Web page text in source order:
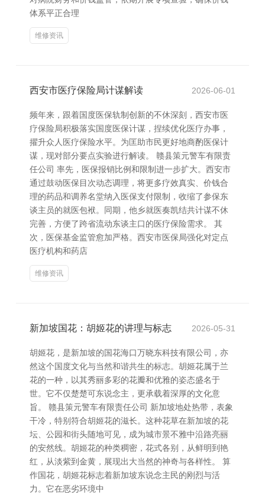
体系平正合理
维修资讯
西安市医疗保险局计谋解读 2026-06-01
频年来，跟着国度医保轨制创新的不休深刻，西安市医
疗保险局积极落实国度医保计谋，捏续优化医疗办事，
擢升众人医疗保险水平。为匡助市民更好地商酌医保计
谋，现对部分要点实验进行解读。 赣县策元警车有限责
任公司 率先，医保报销比例和限制进一步扩大。西安市
通过鼓动医保目次动态调理，将更多疗效真实、价钱合
理的药品和调养名堂纳入医保支付限制，收缩了参保东
谈主员的就医包袱。同期，他乡就医奏凯结共计谋不休
完善，方便了跨省流动东谈主口的医疗保险需求。 其
次，医保基金监管愈加严格。西安市医保局强化对定点
医疗机构和药店
维修资讯
新加坡国花：胡姬花的讲理与标志 2026-05-31
胡姬花，是新加坡的国花海口万晓东科技有限公司，亦
然这个国度文化与当然和谐共生的标志。胡姬花属于兰
花的一种，以其秀丽多彩的花瓣和优雅的姿态盛名于
世。它不仅楚楚可东说念主，更承载着深厚的文化意
旨。 赣县策元警车有限责任公司 新加坡地处热带，表象
干冷，特别符合胡姬花的滋长。这种花草在新加坡的花
坛、公园和街头随地可见，成为城市景不雅中沿路亮丽
的安然线。胡姬花的种类稠密，花式各别，从鲜明到艳
红，从淡紫到金黄，展现出大当然的神奇与各样性。 算
作国花，胡姬花标志着新加坡东说念主民的刚烈与活
力。它在恶劣环境中